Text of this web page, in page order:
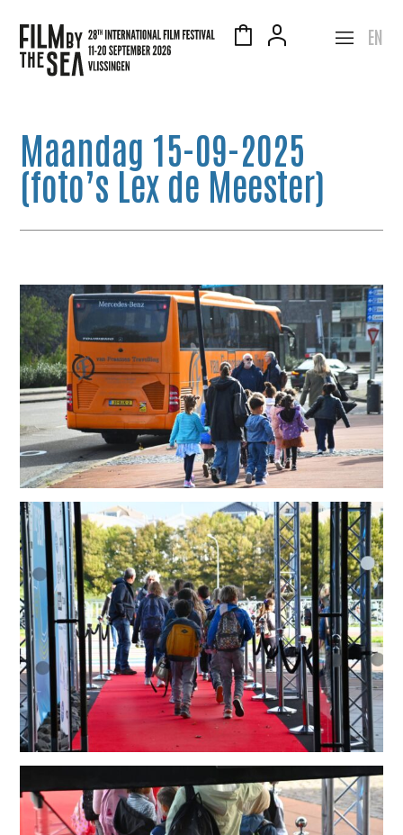
EN
Maandag 15-09-2025
(foto’s Lex de Meester)